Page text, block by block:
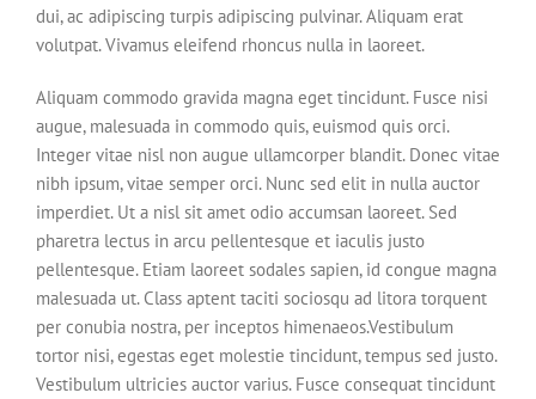
dui, ac adipiscing turpis adipiscing pulvinar. Aliquam erat
volutpat. Vivamus eleifend rhoncus nulla in laoreet.
Aliquam commodo gravida magna eget tincidunt. Fusce nisi
augue, malesuada in commodo quis, euismod quis orci.
Integer vitae nisl non augue ullamcorper blandit. Donec vitae
nibh ipsum, vitae semper orci. Nunc sed elit in nulla auctor
imperdiet. Ut a nisl sit amet odio accumsan laoreet. Sed
pharetra lectus in arcu pellentesque et iaculis justo
pellentesque. Etiam laoreet sodales sapien, id congue magna
malesuada ut. Class aptent taciti sociosqu ad litora torquent
per conubia nostra, per inceptos himenaeos.Vestibulum
tortor nisi, egestas eget molestie tincidunt, tempus sed justo.
Vestibulum ultricies auctor varius. Fusce consequat tincidunt